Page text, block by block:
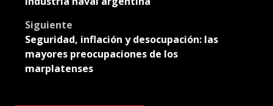
Siguiente
Seguridad, inflación y desocupación: las
mayores preocupaciones de los
marplatenses